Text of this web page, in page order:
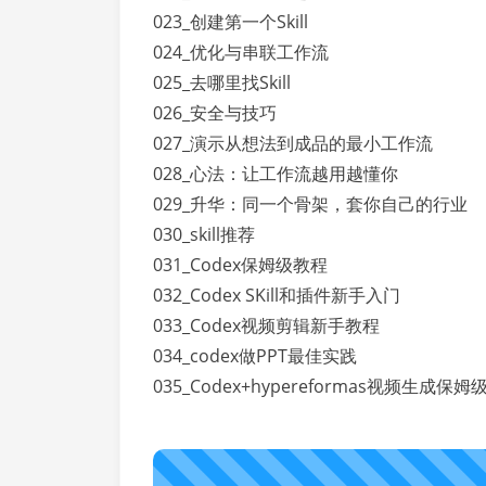
023_创建第一个Skill
024_优化与串联工作流
025_去哪里找Skill
026_安全与技巧
027_演示从想法到成品的最小工作流
028_心法：让工作流越用越懂你
029_升华：同一个骨架，套你自己的行业
030_skill推荐
031_Codex保姆级教程
032_Codex SKill和插件新手入门
033_Codex视频剪辑新手教程
034_codex做PPT最佳实践
035_Codex+hypereformas视频生成保姆